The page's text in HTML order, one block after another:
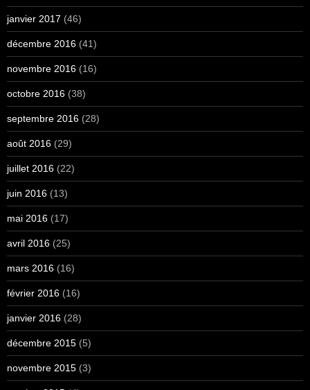
janvier 2017 (46)
décembre 2016 (41)
novembre 2016 (16)
octobre 2016 (38)
septembre 2016 (28)
août 2016 (29)
juillet 2016 (22)
juin 2016 (13)
mai 2016 (17)
avril 2016 (25)
mars 2016 (16)
février 2016 (16)
janvier 2016 (28)
décembre 2015 (5)
novembre 2015 (3)